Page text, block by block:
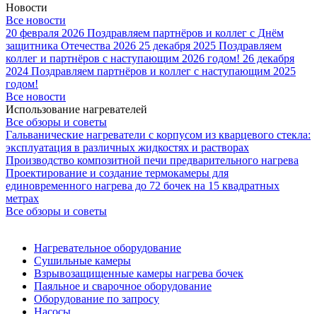
Новости
Все новости
20 февраля 2026 Поздравляем партнёров и коллег с Днём
защитника Отечества 2026 25 декабря 2025 Поздравляем
коллег и партнёров с наступающим 2026 годом! 26 декабря
2024 Поздравляем партнёров и коллег с наступающим 2025
годом!
Все новости
Использование нагревателей
Все обзоры и советы
Гальванические нагреватели с корпусом из кварцевого стекла:
эксплуатация в различных жидкостях и растворах
Производство композитной печи предварительного нагрева
Проектирование и создание термокамеры для
единовременного нагрева до 72 бочек на 15 квадратных
метрах
Все обзоры и советы
Нагревательное оборудование
Сушильные камеры
Взрывозащищенные камеры нагрева бочек
Паяльное и сварочное оборудование
Оборудование по запросу
Насосы